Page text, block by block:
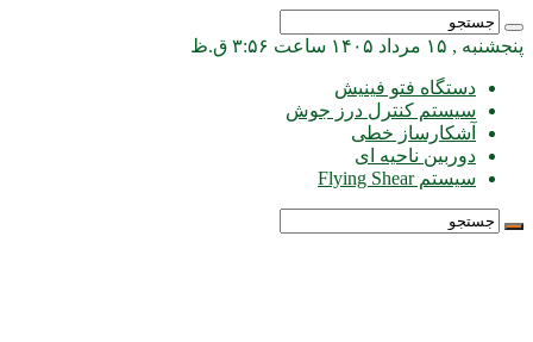
پنجشنبه , ۱۵ مرداد ۱۴۰۵ ساعت ۳:۵۶ ق.ظ
دستگاه فتو فینیش
سیستم کنترل درز جوش
آشکارساز خطی
دوربین ناحیه ای
سیستم Flying Shear